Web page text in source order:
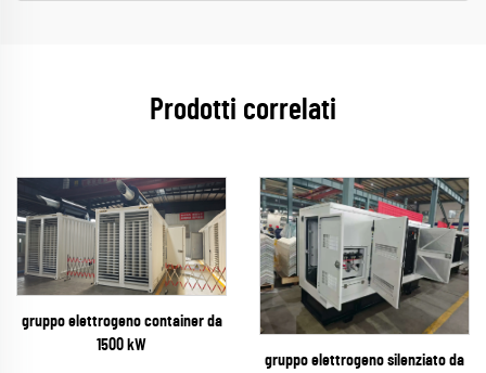
Prodotti correlati
gruppo elettrogeno container da
1500 kW
gruppo elettrogeno silenziato da